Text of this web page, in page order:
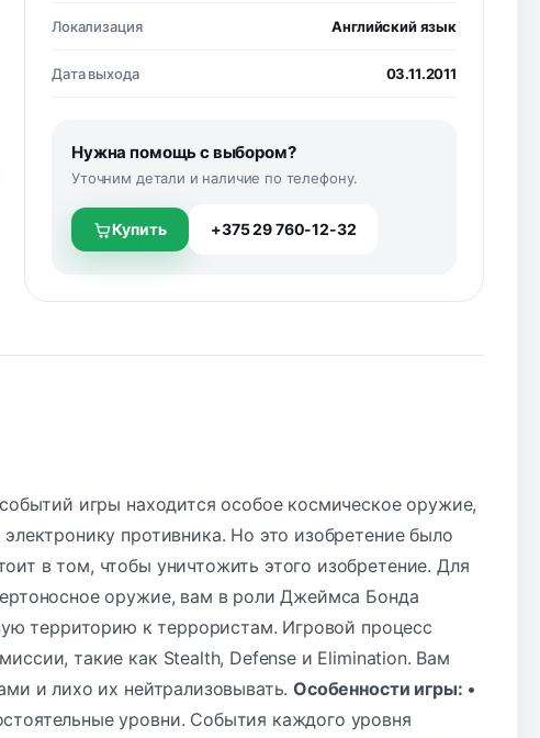
Локализация Английский язык
Дата выхода 03.11.2011
Нужна помощь с выбором?
Уточним детали и наличие по телефону.
Купить +375 29 760-12-32
игры находится особое космическое оружие,
противника. Но это изобретение было
в том, чтобы уничтожить этого изобретение. Для
оружие, вам в роли Джеймса Бонда
территорию к террористам. Игровой процесс
такие как Stealth, Defense и Elimination. Вам
и лихо их нейтрализовывать.Особенности игры: •
уровни. События каждого уровня